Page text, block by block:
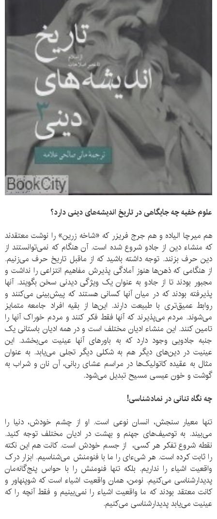
علوم خفیه چه جایگاهی در تاریخ اندیشه‌های دینی دارد؟
هم میرچا الیاده و هم جرج فریزر که «شاخه زرین» را نوشت معتقدند
که منشاء دین از جادو شروع شده است. آن هنگام که نمی‌توانستند از
دین حرف بزنند. توجه داشته باشید که از ماقبل تاریخ حرف می‌زنیم.
از هنگامی که ذهن‌ها هنوز آمادگی پذیرش مفاهیم انتزاعی را نداشت و
مجبور بودند تا از جادو به عنوان یک ویژگی دیدنی سخن بگویند. آنها
پذیرفته بودند که در میان آنها کسانی هستند که پیش‌بینی می‌کنند و
روابط عمیق‌تری با طبیعت دارند. این‌ها از بقیه افراد جامعه متمایز
می‌شوند. مردم می‌پذیرند که آنها فقط فکر کنند و مردم خوراک آنها را
تامین کنند. این منشاء ادیان مختلف است و در همه ادیان باستانی یک
جنبه جادویی وجود دارد که به باورهای آنها عینیت می‌بخشد. این
عینیت در دین‌های دیگر هم به شکلی دیگر تجلی می‌یابد. به عنوان
مثال به عقیده کاتولیک‌ها در مراسم عشای ربانی، آن نان و شراب به
گوشت و خون عیسی مسیح تبدیل می‌شود.
چه نگاه تنانی در نمادشناسی!
تنها معیار سنجش، انسان نوعی است. او از چشم خودش، دنیا را
می‌بیند. به توصیف‌های جهنم و بهشت در ادیان مختلف توجه کنید.
نقطه شروع تفکر هر کسی، از جسم خودش است. کانت هم این نکته
را ثابت کرده است. هر شیءای را ما با فنومنش می‌شناسیم. ابزار درک
واقعیت اشیاء را نداریم. بلکه تنها فنومنش را با حواس پنج‌گانه‌مان
پدیدارشناسی می‌کنیم. نومن، همان واقعیت اشیاء است که شوپنهاور و
کانت معتقد بودند که ما واقعیت اشیاء را نمی‌بینیم و فقط آنچه را که
عینیت می‌یابد پدیدارشناسی می‌کنیم.